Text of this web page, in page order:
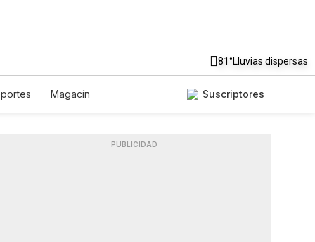
81°Lluvias dispersas
Magacín
Suscriptores
PUBLICIDAD